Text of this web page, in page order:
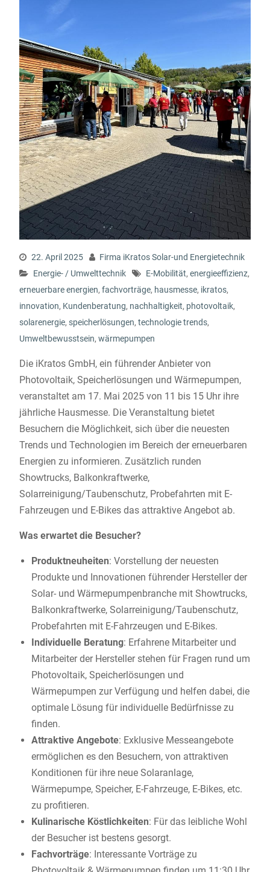
22. April 2025
Firma iKratos Solar-und Energietechnik
Energie- / Umwelttechnik
E-Mobilität, energieeffizienz,
erneuerbare energien, fachvorträge, hausmesse, ikratos,
innovation, Kundenberatung, nachhaltigkeit, photovoltaik,
solarenergie, speicherlösungen, technologie trends,
Umweltbewusstsein, wärmepumpen
Die iKratos GmbH, ein führender Anbieter von
Photovoltaik, Speicherlösungen und Wärmepumpen,
veranstaltet am 17. Mai 2025 von 11 bis 15 Uhr ihre
jährliche Hausmesse. Die Veranstaltung bietet
Besuchern die Möglichkeit, sich über die neuesten
Trends und Technologien im Bereich der erneuerbaren
Energien zu informieren. Zusätzlich runden
Showtrucks, Balkonkraftwerke,
Solarreinigung/Taubenschutz, Probefahrten mit E-
Fahrzeugen und E-Bikes das attraktive Angebot ab.
Was erwartet die Besucher?
Produktneuheiten: Vorstellung der neuesten
Produkte und Innovationen führender Hersteller der
Solar- und Wärmepumpenbranche mit Showtrucks,
Balkonkraftwerke, Solarreinigung/Taubenschutz,
Probefahrten mit E-Fahrzeugen und E-Bikes.
Individuelle Beratung: Erfahrene Mitarbeiter und
Mitarbeiter der Hersteller stehen für Fragen rund um
Photovoltaik, Speicherlösungen und
Wärmepumpen zur Verfügung und helfen dabei, die
optimale Lösung für individuelle Bedürfnisse zu
finden.
Attraktive Angebote: Exklusive Messeangebote
ermöglichen es den Besuchern, von attraktiven
Konditionen für ihre neue Solaranlage,
Wärmepumpe, Speicher, E-Fahrzeuge, E-Bikes, etc.
zu profitieren.
Kulinarische Köstlichkeiten: Für das leibliche Wohl
der Besucher ist bestens gesorgt.
Fachvorträge: Interessante Vorträge zu